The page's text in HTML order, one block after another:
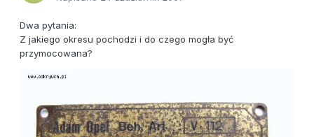
Dwa pytania:
Z jakiego okresu pochodzi i do czego mogła być
przymocowana?